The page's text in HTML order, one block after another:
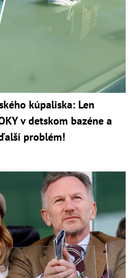
kúpaliska: Len
v detskom bazéne a
problém!